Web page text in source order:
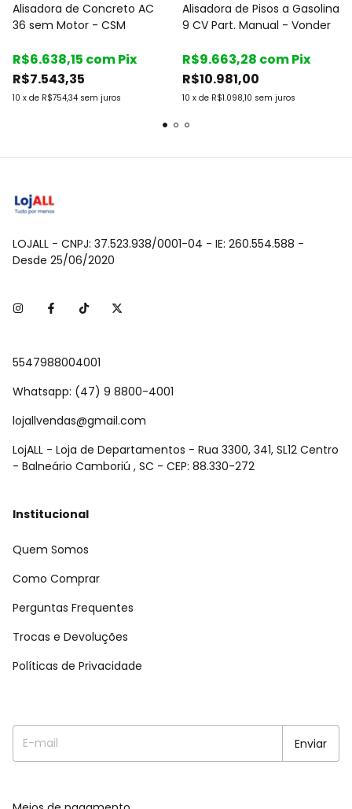
Alisadora de Concreto AC
36 sem Motor - CSM
R$7.543,35
10 x de R$754,34 sem juros
R$6.638,15 comPix
Alisadora de Pisos a Gasolina
9 CV Part. Manual - Vonder
R$10.981,00
10 x de R$1.098,10 sem juros
R$9.663,28 comPix
LOJALL - CNPJ: 37.523.938/0001-04 - IE: 260.554.588 -
Desde 25/06/2020
5547988004001
Whatsapp: (47) 9 8800-4001
lojallvendas@gmail.com
LojALL - Loja de Departamentos - Rua 3300, 341, SL12 Centro
- Balneário Camboriú , SC - CEP: 88.330-272
Institucional
Quem Somos
Como Comprar
Perguntas Frequentes
Trocas e Devoluções
Políticas de Privacidade